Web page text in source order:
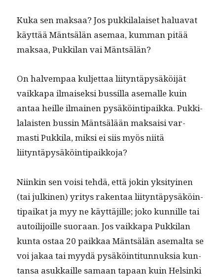
Kuka sen mak­saa? Jos pukki­lalaiset halu­a­vat
käyt­tää Mäntsälän ase­maa, kum­man pitää
mak­saa, Pukki­lan vai Mäntsälän?
On halvem­paa kul­jet­taa liityn­täpysäköi­jät
vaikka­pa ilmaisek­si bus­sil­la ase­malle kuin
antaa heille ilmainen pysäköin­tipaik­ka. Pukki­
lalais­ten bussin Mäntsälään mak­saisi var­
masti Pukki­la, mik­si ei siis myös niitä
liityntäpysäköintipaikkoja?
Niinkin sen voisi tehdä, että jokin yksi­tyi­nen
(tai julki­nen) yri­tys rak­en­taa liityn­täpysäköin­
tipaikat ja myy ne käyt­täjille; joko kun­nille tai
autoil­i­joille suo­raan. Jos vaikka­pa Pukki­lan
kun­ta ostaa 20 paikkaa Mäntsälän ase­mal­ta se
voi jakaa tai myy­dä pysäköin­ti­tun­nuk­sia kun­
tansa asukkaille samaan tapaan kuin Helsin­ki